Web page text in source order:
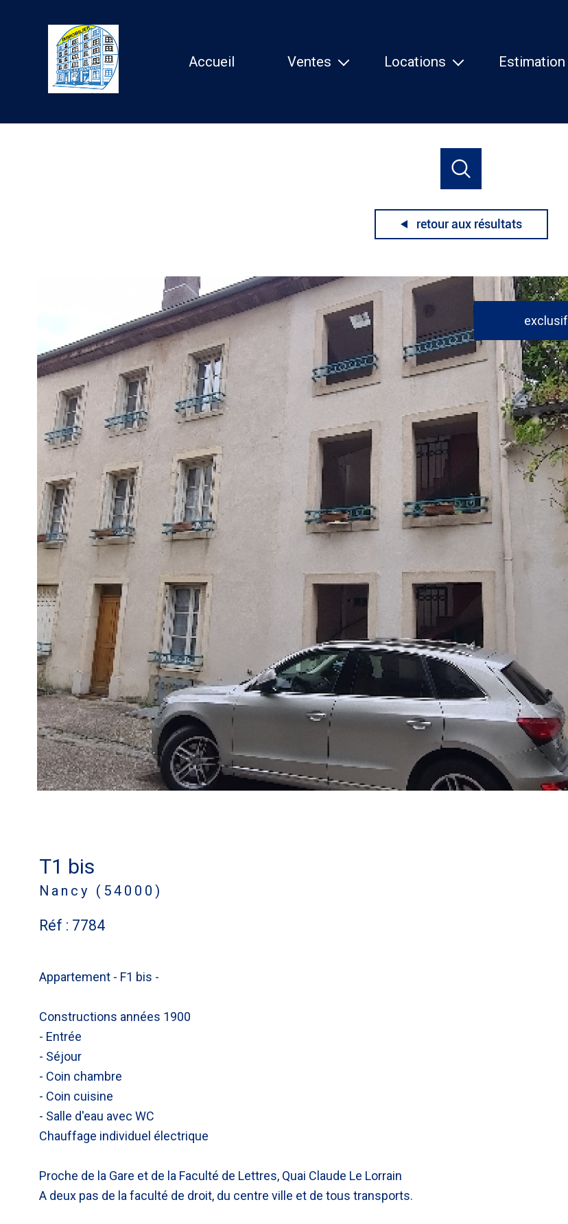
Accueil Ventes
Appartements
Locations
Appartements
Estimation
louer
à l'année
voir les7annonces
Appartement 54000 - Nancy 1 Pièces
retour aux résultats
exclusif
T1 bis
Nancy (54000)
Réf : 7784
Appartement - F1 bis -
Constructions années 1900
- Entrée
- Séjour
- Coin chambre
- Coin cuisine
- Salle d'eau avec WC
Chauffage individuel électrique
Proche de la Gare et de la Faculté de Lettres, Quai Claude Le Lorrain
A deux pas de la faculté de droit, du centre ville et de tous transports.